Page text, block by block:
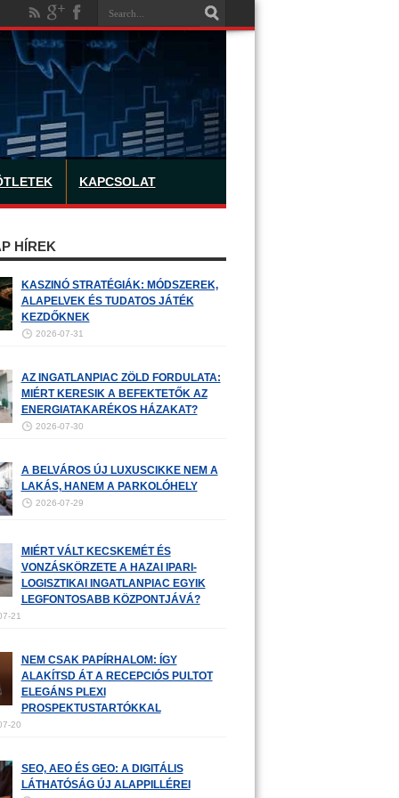
KAPCSOLAT
HÍREK
KASZINÓ STRATÉGIÁK: MÓDSZEREK,
ALAPELVEK ÉS TUDATOS JÁTÉK
KEZDŐKNEK
2026-07-31
AZ INGATLANPIAC ZÖLD FORDULATA:
MIÉRT KERESIK A BEFEKTETŐK AZ
ENERGIATAKARÉKOS HÁZAKAT?
2026-07-30
A BELVÁROS ÚJ LUXUSCIKKE NEM A
LAKÁS, HANEM A PARKOLÓHELY
2026-07-29
MIÉRT VÁLT KECSKEMÉT ÉS
VONZÁSKÖRZETE A HAZAI IPARI-
LOGISZTIKAI INGATLANPIAC EGYIK
LEGFONTOSABB KÖZPONTJÁVÁ?
21
NEM CSAK PAPÍRHALOM: ÍGY
ALAKÍTSD ÁT A RECEPCIÓS PULTOT
ELEGÁNS PLEXI
PROSPEKTUSTARTÓKKAL
20
SEO, AEO ÉS GEO: A DIGITÁLIS
LÁTHATÓSÁG ÚJ ALAPPILLÉREI